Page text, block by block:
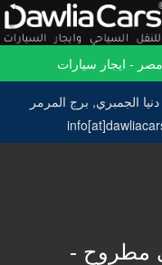
- ايجار سيارات
الجمبري, برج المرمر
مطروح -